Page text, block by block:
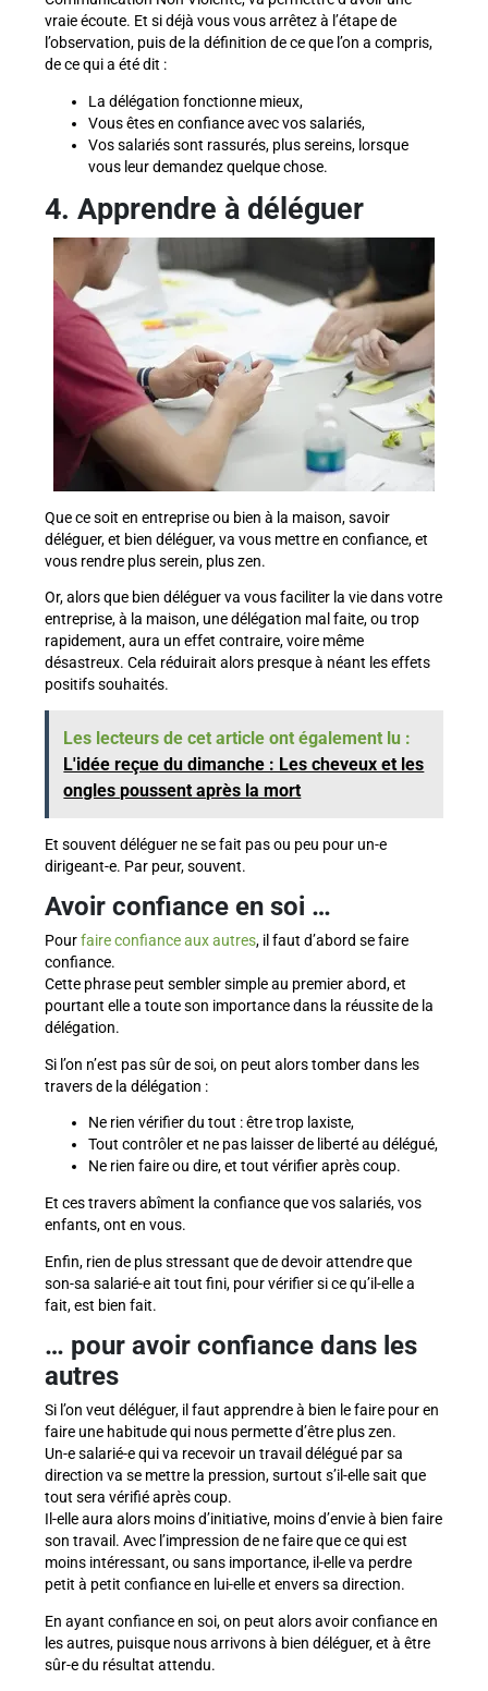
vraie écoute. Et si déjà vous vous arrêtez à l’étape de
l’observation, puis de la définition de ce que l’on a compris,
de ce qui a été dit :
La délégation fonctionne mieux,
Vous êtes en confiance avec vos salariés,
Vos salariés sont rassurés, plus sereins, lorsque
vous leur demandez quelque chose.
4. Apprendre à déléguer
Que ce soit en entreprise ou bien à la maison, savoir
déléguer, et bien déléguer, va vous mettre en confiance, et
vous rendre plus serein, plus zen.
Or, alors que bien déléguer va vous faciliter la vie dans votre
entreprise, à la maison, une délégation mal faite, ou trop
rapidement, aura un effet contraire, voire même
désastreux. Cela réduirait alors presque à néant les effets
positifs souhaités.
Les lecteurs de cet article ont également lu :
L'idée reçue du dimanche : Les cheveux et les
ongles poussent après la mort
Et souvent déléguer ne se fait pas ou peu pour un-e
dirigeant-e. Par peur, souvent.
Avoir confiance en soi …
Pourfaire confiance aux autres, il faut d’abord se faire
confiance.
Cette phrase peut sembler simple au premier abord, et
pourtant elle a toute son importance dans la réussite de la
délégation.
Si l’on n’est pas sûr de soi, on peut alors tomber dans les
travers de la délégation :
Ne rien vérifier du tout : être trop laxiste,
Tout contrôler et ne pas laisser de liberté au délégué,
Ne rien faire ou dire, et tout vérifier après coup.
Et ces travers abîment la confiance que vos salariés, vos
enfants, ont en vous.
Enfin, rien de plus stressant que de devoir attendre que
son-sa salarié-e ait tout fini, pour vérifier si ce qu’il-elle a
fait, est bien fait.
… pour avoir confiance dans les
autres
Si l’on veut déléguer, il faut apprendre à bien le faire pour en
faire une habitude qui nous permette d’être plus zen.
Un-e salarié-e qui va recevoir un travail délégué par sa
direction va se mettre la pression, surtout s’il-elle sait que
tout sera vérifié après coup.
Il-elle aura alors moins d’initiative, moins d’envie à bien faire
son travail. Avec l’impression de ne faire que ce qui est
moins intéressant, ou sans importance, il-elle va perdre
petit à petit confiance en lui-elle et envers sa direction.
En ayant confiance en soi, on peut alors avoir confiance en
les autres, puisque nous arrivons à bien déléguer, et à être
sûr-e du résultat attendu.